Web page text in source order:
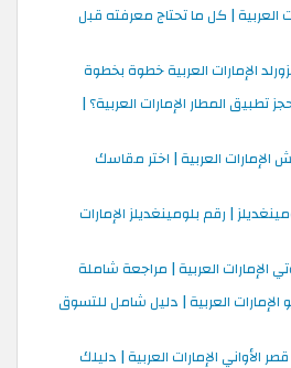
العربية | كل ما تحتاج معرفته قبل
الإمارات العربية خطوة بخطوة
تطبيق المطار الإمارات العربية؟ |
الإمارات العربية | اختر مقاسك
| رقم بلومينغديلز الإمارات
الإمارات العربية | مراجعة شاملة
الإمارات العربية | دليل شامل للتسوق
الأواني الإمارات العربية | دليلك